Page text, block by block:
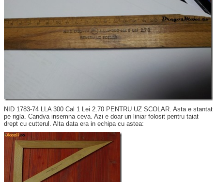
NID 1783-74 LLA 300 Cal 1 Lei 2.70 PENTRU UZ SCOLAR. Asta e stantat
pe rigla. Candva insemna ceva. Azi e doar un liniar folosit pentru taiat
drept cu cutterul. Alta data era in echipa cu astea: